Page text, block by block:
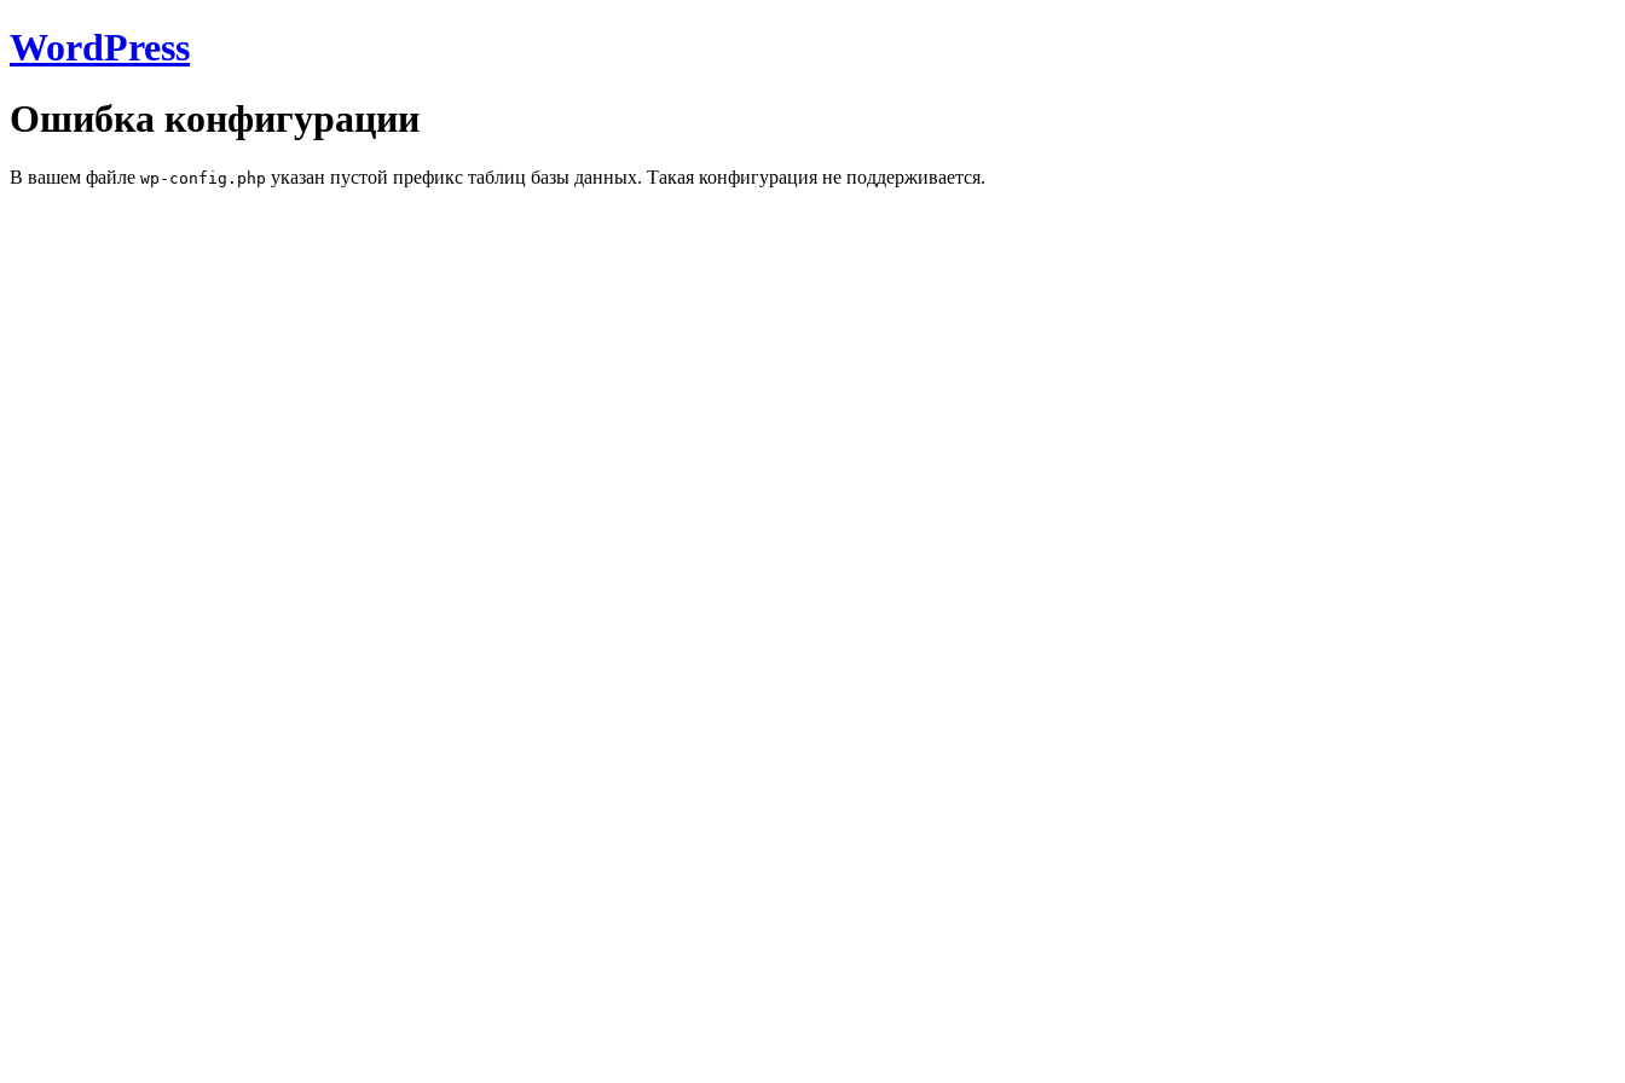
WordPress
Ошибка конфигурации
В вашем файле wp-config.php указан пустой префикс таблиц базы данных. Такая конфигурация не поддерживается.